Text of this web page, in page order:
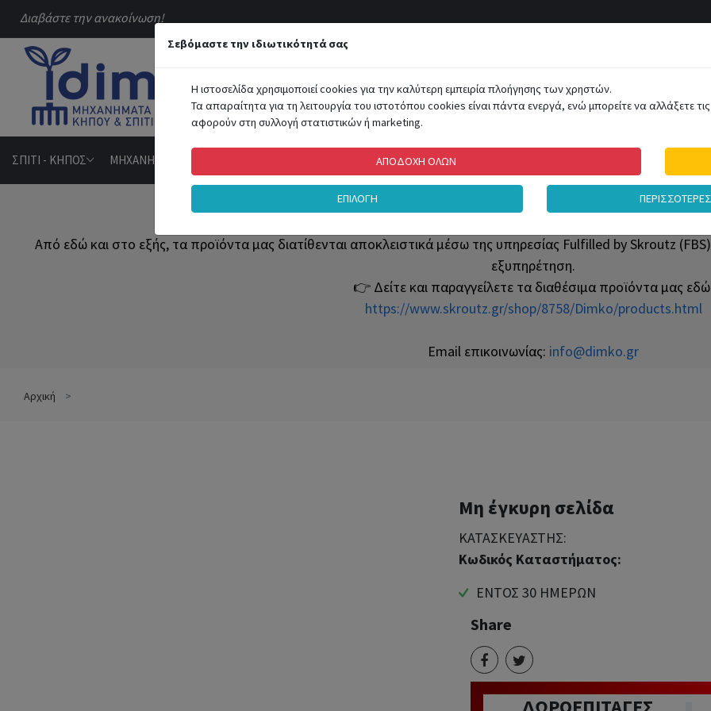
Διαβάστε την ανακοίνωση!
ΟΛΕΣ ΟΙ ΚΑΤΗΓΟΡΙΕΣ
ΣΠΙΤΙ - ΚΗΠΟΣ ΜΗΧΑΝΗΜΑΤΑ - ΕΡΓΑΛΕΙΑ ΑΤΟΜΙΚΗ ΠΡΟΣΤΑΣΙΑ
Από εδώ και στο εξής, τα προϊόντα μας διατίθενται αποκλειστικά μέσω της υπηρεσίας Fulfilled by Skroutz
εξυπηρέτηση.
👉 Δείτε και παραγγείλετε τα διαθέσιμα προϊόντα μας
https://www.skroutz.gr/shop/8758/Dimko/products.html
Email επικοινωνίας: info@dimko.gr
Αρχική
Μη έγκυρη σελίδα
ΚΑΤΑΣΚΕΥΑΣΤΗΣ:
Κωδικός Καταστήματος:
ΕΝΤΟΣ 30 ΗΜΕΡΩΝ
Share
Σεβόμαστε την ιδιωτικότητά σας
Η ιστοσελίδα χρησιμοποιεί cookies για την καλύτερη εμπειρία πλοήγησης των χρηστών.
Τα απαραίτητα για τη λειτουργία του ιστοτόπου cookies είναι πάντα ενεργά, ενώ μπορείτε να αλλάξετε
αφορούν στη συλλογή στατιστικών ή marketing.
ΑΠΟΔΟΧΗ ΟΛΩΝ
ΕΠΙΛΟΓΗ